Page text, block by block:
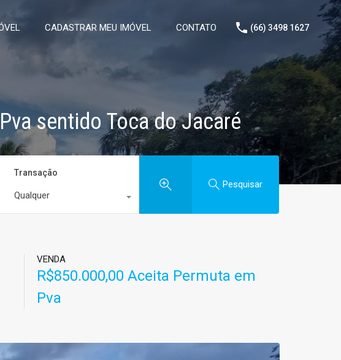
CADASTRAR MEU IMÓVEL CONTATO (66) 3498 1627
sentido Toca do Jacaré
Transação
Qualquer
Pesquisar
VENDA
R$850.000,00 Aceita Permuta em
Pva